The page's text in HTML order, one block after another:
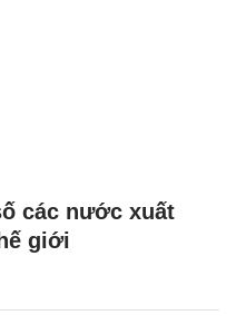
các nước xuất
giới